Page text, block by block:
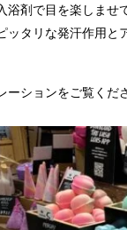
浴剤で目を楽しませ
ッタリな発汗作用と
ーションをご覧くだ